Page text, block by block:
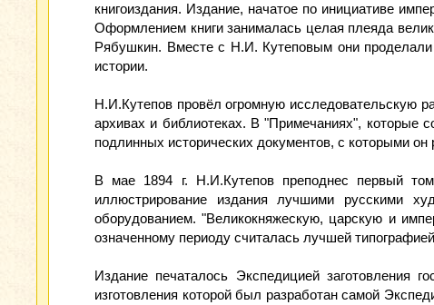
книгоиздания. Издание, начатое по инициативе
Оформлением книги занималась целая плеяда
Рябушкин. Вместе с Н.И. Кутеповым они проделали
истории.
Н.И.Кутепов провёл огромную исследовательскую
архивах и библиотеках. В "Примечаниях", которые
подлинных исторических документов, с которыми он
В мае 1894 г. Н.И.Кутепов преподнес первый
иллюстрирование издания лучшими русскими
оборудованием. "Великокняжескую, царскую и
означенному периоду считалась лучшей
Издание печаталось Экспедицией заготовления
изготовления которой был разработан самой